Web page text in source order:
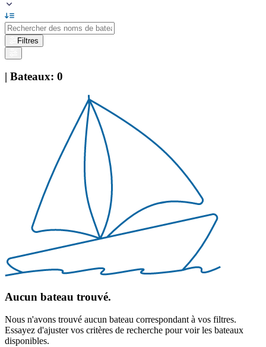
Filtres
| Bateaux: 0
Aucun bateau trouvé.
Nous n'avons trouvé aucun bateau correspondant à vos filtres.
Essayez d'ajuster vos critères de recherche pour voir les bateaux
disponibles.